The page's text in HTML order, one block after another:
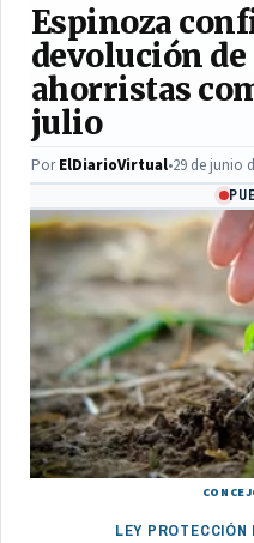
Espinoza
devolución de
ahorristas
julio
PorElDiarioVirtual•29 de junio
LEY